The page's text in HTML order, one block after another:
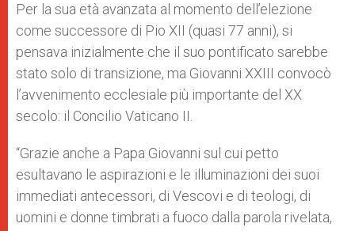
Per la sua età avanzata al momento dell’elezione
come successore di Pio XII (quasi 77 anni), si
pensava inizialmente che il suo pontificato sarebbe
stato solo di transizione, ma Giovanni XXIII convocò
l’avvenimento ecclesiale più importante del XX
secolo: il Concilio Vaticano II.
“Grazie anche a Papa Giovanni sul cui petto
esultavano le aspirazioni e le illuminazioni dei suoi
immediati antecessori, di Vescovi e di teologi, di
uomini e donne timbrati a fuoco dalla parola rivelata,